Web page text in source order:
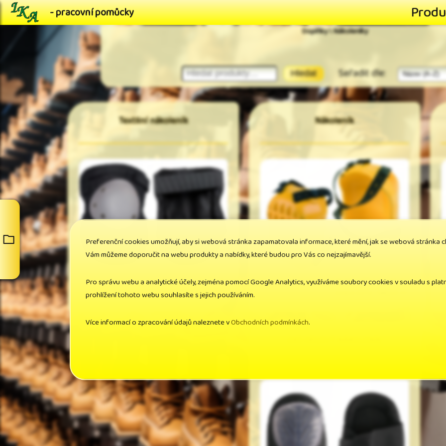
- pracovní pomůcky
Doplňky \ Nákoleníky
Hledat Seřadit dle:
Textilní nákoleník
Cena bez DPH: 144,50 Kč
Cena s DPH: 175,00 Kč
Nákoleník
Cena bez DPH: 161,50 Kč
Preferenční cookies umožňují, aby si webová stránka zapamatovala informace, které mění, jak se webová stránka
Vám můžeme doporučit na webu produkty a nabídky, které budou pro Vás co nejzajímavější.
Pro správu webu a analytické účely, zejména pomocí Google Analytics, využíváme soubory cookies v souladu s
prohlížení tohoto webu souhlasíte s jejich používáním.
Více informací o zpracování údajů naleznete vObchodních podmínkách.